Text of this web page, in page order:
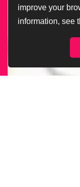
improve your
information, see